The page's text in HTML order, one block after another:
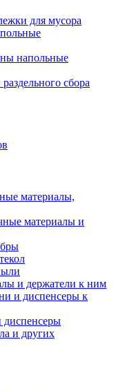
для мусора
напольные
сбора
материалы,
материалы и
и держатели к ним
и диспенсеры к
и других